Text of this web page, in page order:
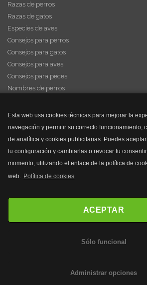
Esta web usa cookies técnicas para mejorar la
navegación y permitir su correcto funcionamiento,
de analítica y cookies publicitarias. Puedes
tu configuración y cambiarlas o revocar tu
momento, utilizando el enlace de la política de
web. Política de cookies
ACEPTAR
Sólo funcional
Administrar opciones
Razas de perros
Razas de gatos
Especies de aves
Consejos para perros
Consejos para gatos
Consejos para aves
Consejos para peces
Nombres de perros
y mucho más...